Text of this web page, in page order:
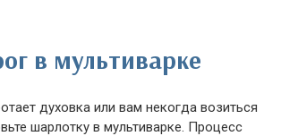
в мультиварке
духовка или вам некогда возиться
шарлотку в мультиварке. Процесс